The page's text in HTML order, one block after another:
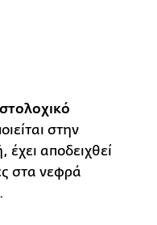
στην
έχει αποδειχθεί
στα νεφρά